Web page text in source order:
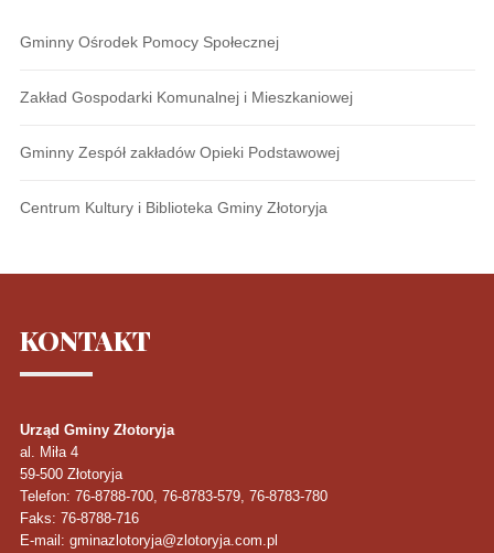
Gminny Ośrodek Pomocy Społecznej
Zakład Gospodarki Komunalnej i Mieszkaniowej
Gminny Zespół zakładów Opieki Podstawowej
Centrum Kultury i Biblioteka Gminy Złotoryja
KONTAKT
Urząd Gminy Złotoryja
al. Miła 4
59-500 Złotoryja
Telefon: 76-8788-700, 76-8783-579, 76-8783-780
Faks: 76-8788-716
E-mail: gminazlotoryja@zlotoryja.com.pl